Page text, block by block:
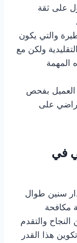
على ثقة
والتي يكون
ولكن مع
المهمة
العميل بفحص
راضي على
في
سنين طوال
مكافحة
والتقدم
هذا القدر